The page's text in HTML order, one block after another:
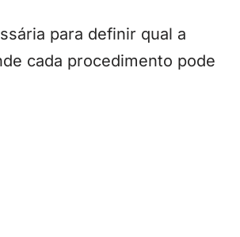
para definir qual a
cada procedimento pode